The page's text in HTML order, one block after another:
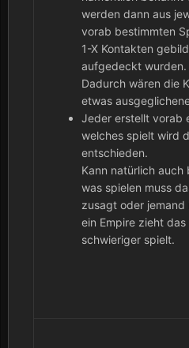
werden dann aus
vorab bestimmten
1-X Kontakten
aufgedeckt wurden.
Dadurch wären die
etwas
Jeder erstellt vorab
welches spielt wird
entschieden.
Kann natürlich
was spielen muss
zusagt oder jemand
ein Empire zieht
schwieriger spielt.